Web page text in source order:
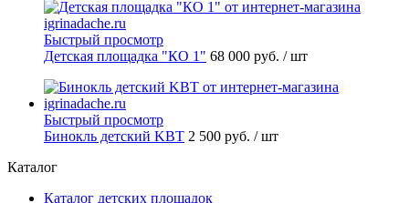
Быстрый просмотр
Детская площадка "КО 1" 68 000 руб. / шт
Быстрый просмотр
Бинокль детский KBT 2 500 руб. / шт
Каталог
Каталог детских площадок